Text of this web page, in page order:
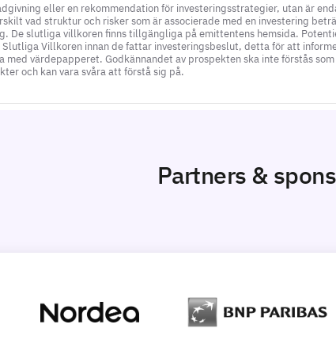
eller en rekommendation för investeringsstrategier, utan är
vad struktur och risker som är associerade med en investering
De slutliga villkoren finns tillgängliga på emittentens hemsida.
Villkoren innan de fattar investeringsbeslut, detta för att
värdepapperet. Godkännandet av prospekten ska inte förstås
och kan vara svåra att förstå sig på.
Partners &